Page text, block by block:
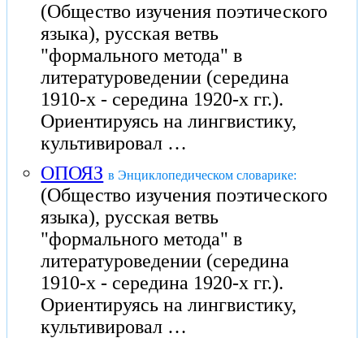
(Общество изучения поэтического
языка), русская ветвь
"формального метода" в
литературоведении (середина
1910-х - середина 1920-х гг.).
Ориентируясь на лингвистику,
культивировал …
ОПОЯЗ в Энциклопедическом словарике:
(Общество изучения поэтического
языка), русская ветвь
"формального метода" в
литературоведении (середина
1910-х - середина 1920-х гг.).
Ориентируясь на лингвистику,
культивировал …